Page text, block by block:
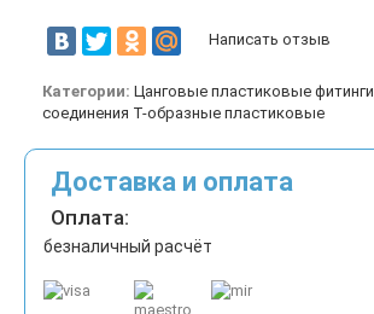
Написать отзыв
Категории: Цанговые пластиковые фитинги
соединения Т-образные пластиковые
Доставка и оплата
Оплата:
безналичный расчёт